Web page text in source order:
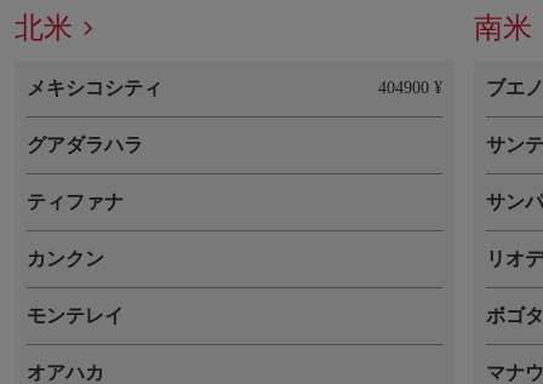
北米
メキシコシティ 404900 ¥
グアダラハラ
ティファナ
カンクン
モンテレイ
オアハカ
南米
ブエ
サン
サン
リオ
ボゴ
マナ